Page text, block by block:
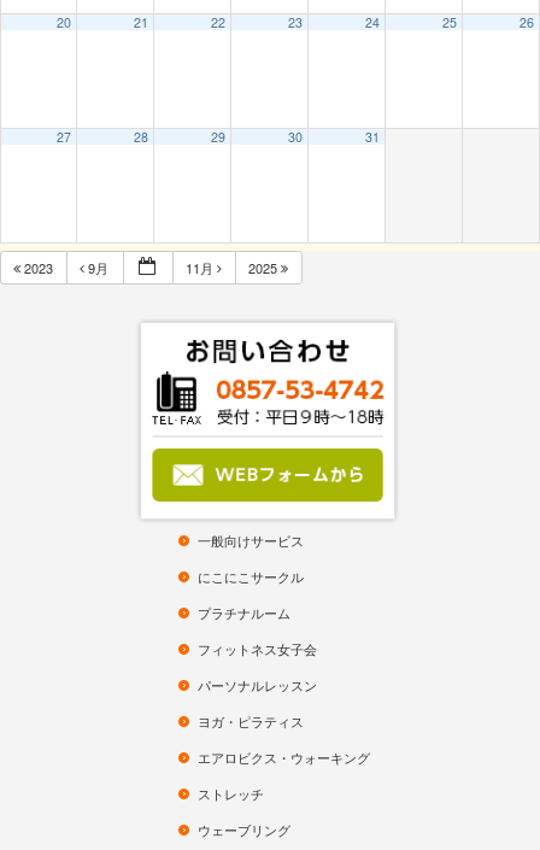
20 21 22 23 24 25 26
27 28 29 30 31
2023 9月 11月
2025
一般向けサービス
にこにこサークル
プラチナルーム
フィットネス女子会
パーソナルレッスン
ヨガ・ピラティス
エアロビクス・ウォーキング
ストレッチ
ウェーブリング